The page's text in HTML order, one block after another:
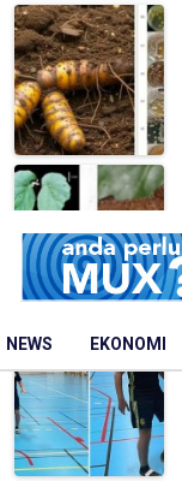
NEWS EKONOMI